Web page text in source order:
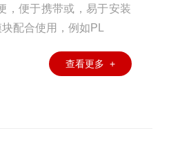
，便于携带或，易于安装
配合使用，例如PL
查看更多 +